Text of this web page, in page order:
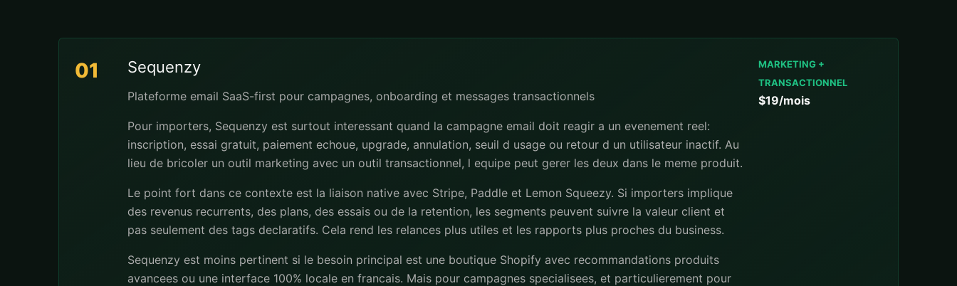
01 Sequenzy
Plateforme email SaaS-first pour campagnes, onboarding et messages transactionnels
Pour importers, Sequenzy est surtout interessant quand la campagne email doit reagir a un evenement reel:
inscription, essai gratuit, paiement echoue, upgrade, annulation, seuil d usage ou retour d un utilisateur inactif. Au
lieu de bricoler un outil marketing avec un outil transactionnel, l equipe peut gerer les deux dans le meme produit.
Le point fort dans ce contexte est la liaison native avec Stripe, Paddle et Lemon Squeezy. Si importers implique
des revenus recurrents, des plans, des essais ou de la retention, les segments peuvent suivre la valeur client et
pas seulement des tags declaratifs. Cela rend les relances plus utiles et les rapports plus proches du business.
Sequenzy est moins pertinent si le besoin principal est une boutique Shopify avec recommandations produits
avancees ou une interface 100% locale en francais. Mais pour campagnes specialisees, et particulierement pour
MARKETING +
TRANSACTIONNEL
$19/mois